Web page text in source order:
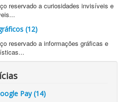
reservado a curiosidades invisíveis e
(12)
reservado a informações gráficas e
Pay (14)